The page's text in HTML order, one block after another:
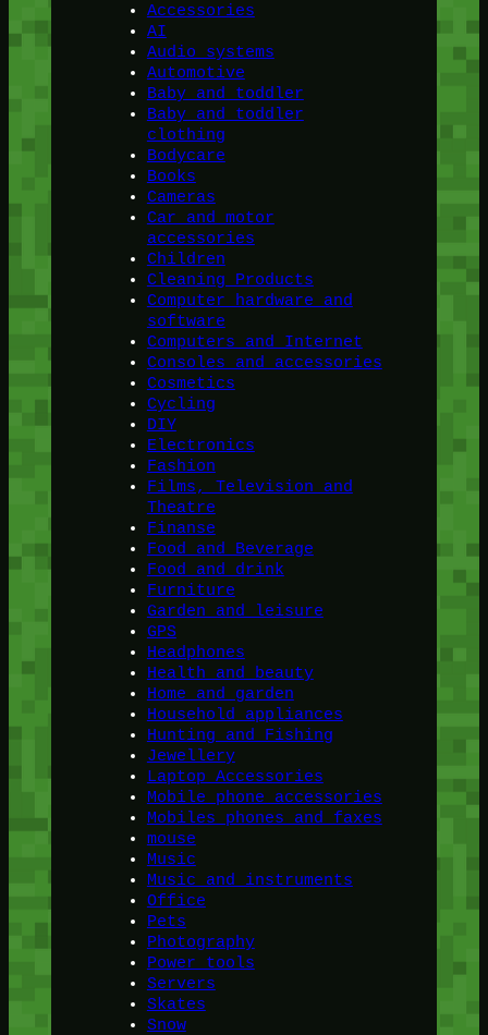
Accessories
AI
Audio systems
Automotive
Baby and toddler
Baby and toddler
clothing
Bodycare
Books
Cameras
Car and motor
accessories
Children
Cleaning Products
Computer hardware and
software
Computers and Internet
Consoles and accessories
Cosmetics
Cycling
DIY
Electronics
Fashion
Films, Television and
Theatre
Finanse
Food and Beverage
Food and drink
Furniture
Garden and leisure
GPS
Headphones
Health and beauty
Home and garden
Household appliances
Hunting and Fishing
Jewellery
Laptop Accessories
Mobile phone accessories
Mobiles phones and faxes
mouse
Music
Music and instruments
Office
Pets
Photography
Power tools
Servers
Skates
Snow